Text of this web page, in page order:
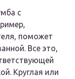
с
поможет
Все это,
Круглая или